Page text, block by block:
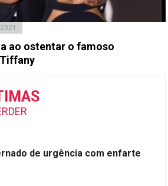
ao ostentar o famoso
de urgência com enfarte